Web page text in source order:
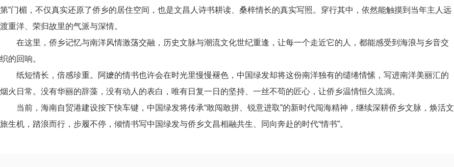
第”门楣，不仅真实还原了侨乡的居住空间，也是文昌人诗书耕读、桑梓情长的真实写照。穿行其中，依然能触摸到当年主人远
渡重洋、荣归故里的气派与深情。
在这里，侨乡记忆与南洋风情激荡交融，历史文脉与潮流文化世纪重逢，让每一个走近它的人，都能感受到海浪与乡音交
织的回响。
纸短情长，倍感珍重。阿嬷的情书也许会在时光里慢慢褪色，中国绿发却将这份南洋独有的缱绻情愫，写进南洋美丽汇的
烟火日常。没有华丽的辞藻，没有动人的表白，唯有日复一日的坚持、一丝不苟的匠心，让侨乡温情恒久流淌。
当前，海南自贸港建设按下快车键，中国绿发将传承“敢闯敢拼、锐意进取”的新时代闯海精神，继续深耕侨乡文脉，焕活文
旅生机，踏浪而行，步履不停，倾情书写中国绿发与侨乡文昌相融共生、同向奔赴的时代“情书”。